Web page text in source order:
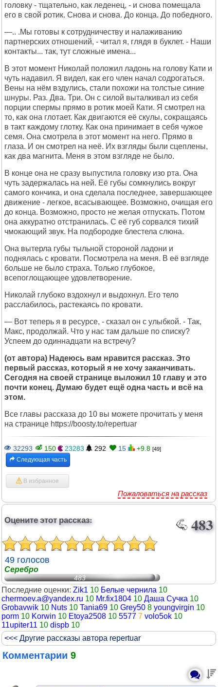
головку - тщательно, как леденец, - и снова помещала
его в свой ротик. Снова и снова. До конца. До победного.
—.. .Мы готовы к сотрудничеству и налаживанию
партнерских отношений, - читал я, глядя в буклет. - Наши
контакты... так, тут сложные имена...
В этот момент Николай положил ладонь на голову Кати и
чуть надавил. Я видел, как его член начал содрогаться.
Вены на нём вздулись, стали похожи на толстые синие
шнуры. Раз. Два. Три. Он с силой выталкивал из себя
порции спермы прямо в ротик моей Кати. Я смотрел на
то, как она глотает. Как двигаются её скулы, сокращаясь
в такт каждому глотку. Как она принимает в себя чужое
семя. Она смотрела в этот момент на него. Прямо в
глаза. И он смотрел на неё. Их взгляды были сцеплены,
как два магнита. Меня в этом взгляде не было.
В конце она не сразу выпустила головку изо рта. Она
чуть задержалась на ней. Её губы сомкнулись вокруг
самого кончика, и она сделала последнее, завершающее
движение - легкое, всасывающее. Возможно, очищая его
до конца. Возможно, просто не желая отпускать. Потом
она аккуратно отстранилась. С её губ сорвался тихий
чмокающий звук. На подбородке блестела слюна.
Она вытерла губы тыльной стороной ладони и
поднялась с кровати. Посмотрела на меня. В её взгляде
больше не было страха. Только глубокое,
всепоглощающее удовлетворение.
Николай глубоко вздохнул и выдохнул. Его тело
расслабилось, растекаясь по кровати.
— Вот теперь я в ресурсе, - сказал он с улыбкой. - Так,
Макс, продолжай. Что у нас там дальше по списку?
Успеем до одиннадцати на встречу?
(от автора) Надеюсь вам нравится рассказ. Это
первый рассказ, который я не хочу заканчивать.
Сегодня на своей странице выложил 10 главу и это
почти конец. Думаю будет ещё одна часть и всё на
этом.
Все главы рассказа до 10 вы можете прочитать у меня
на странице https://boosty.to/repertuar
32293 150 23283 292 15 +9.8 [49]
Следующая часть
В избранное
Пожаловаться на рассказ
Оцените этот рассказ: 483
49 голосов
Серебро
483
Последние оценки: Zik1 10 Белые чернила 10
chermoev.a@yandex.ru 10 Mr.fix1804 10 Даша Сучка 10
Grobavwik 10 Nuts 10 Tania69 10 Grey50 8 youngvirgin 10
porm 10 Korwin 10 Etoya2508 10 5577 7 volo5ok 10
11upiter11 10 dispb 10
<<< Другие рассказы автора repertuar
Комментарии 9